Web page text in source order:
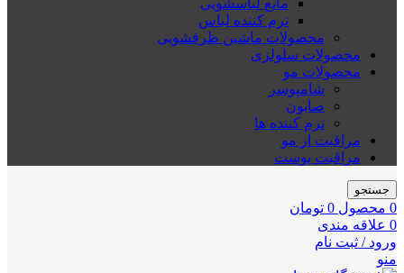
نرم کننده لباس
محصولات ماشین ظرفشویی
محصولات سلولزی
محصولات مو
شامپوسر
صابون
نرم کننده ها
مراقبت از مو
مراقبت پوست
جستجو
0 محصول 0 تومان
0 علاقه مندی
ورود / ثبت نام
منو